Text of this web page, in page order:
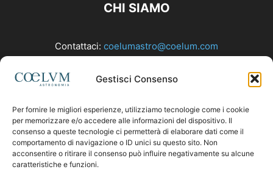
Gestisci Consenso
Per fornire le migliori esperienze, utilizziamo tecnologie come i cookie
per memorizzare e/o accedere alle informazioni del dispositivo. Il
consenso a queste tecnologie ci permetterà di elaborare dati come il
comportamento di navigazione o ID unici su questo sito. Non
acconsentire o ritirare il consenso può influire negativamente su alcune
caratteristiche e funzioni.
CHI SIAMO
Contattaci: coelumastro@coelum.com
SEGUICI